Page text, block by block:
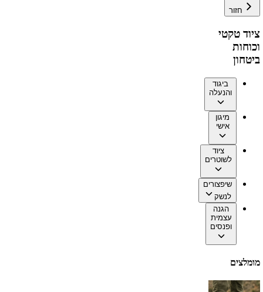
חזור
ציוד טקטי
וכוחות
ביטחון
ביגוד
והנעלה
מיגון
אישי
ציוד
לשוטרים
שיפצורים
לנשק
הגנה
עצמית
ופנסים
מומלצים